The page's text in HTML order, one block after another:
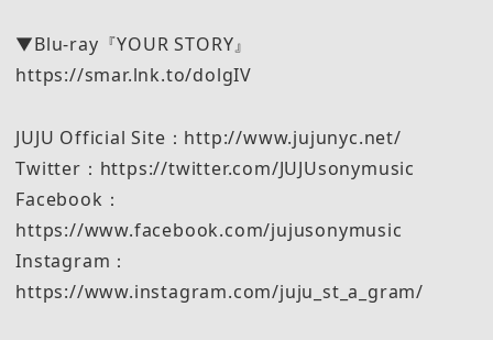
▼Blu-ray『YOUR STORY』
https://smar.lnk.to/dolgIV
JUJU Official Site：http://www.jujunyc.net/
Twitter：https://twitter.com/JUJUsonymusic
Facebook：
https://www.facebook.com/jujusonymusic
Instagram：
https://www.instagram.com/juju_st_a_gram/